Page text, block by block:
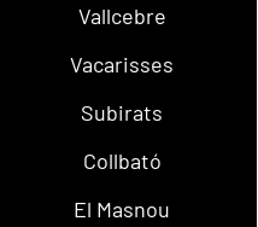
Vallcebre
Vacarisses
Subirats
Collbató
El Masnou